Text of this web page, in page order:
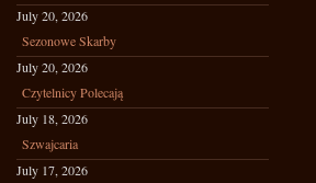
July 20, 2026
Sezonowe Skarby
July 20, 2026
Czytelnicy Polecają
July 18, 2026
Szwajcaria
July 17, 2026